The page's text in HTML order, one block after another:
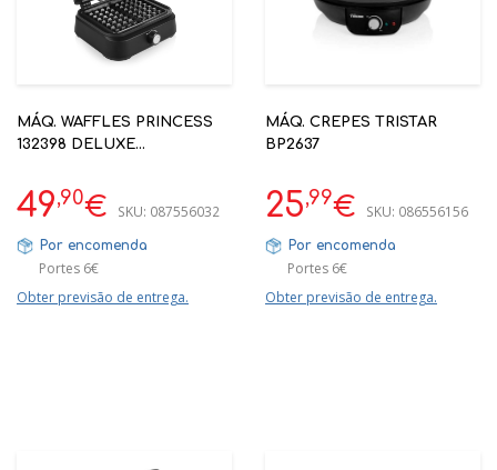
MÁQ. WAFFLES PRINCESS
132398 DELUXE
49,90€ SKU: 087556032
Por encomenda
Portes 6€
Obter previsão de entrega.
MÁQ. CREPES TRISTAR
BP2637
25,99€ SKU: 086556156
Por encomenda
Portes 6€
Obter previsão de entrega.